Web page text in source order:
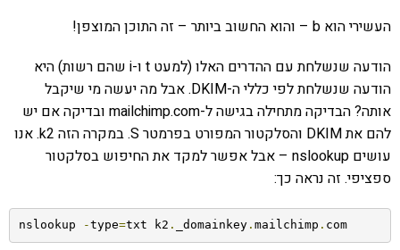
העשירי הוא b – והוא החשוב ביותר – זה התוכן המוצפן!
הודעה שנשלחת עם ההדרים האלו (למעט t ו-i שהם רשות) היא
הודעה שנשלחת לפי כללי ה-DKIM. אבל מה יעשה מי שיקבל
אותה? הבדיקה מתחילה בגישה ל-mailchimp.com ובדיקה אם יש
להם את DKIM והסלקטור המפורט בפרמטר S. במקרה הזה k2. אנו
עושים nslookup – אבל אפשר למקד את החיפוש בסלקטור
ספציפי. זה נראה כך:
nslookup -type=txt k2 . _domainkey. mailchimp . com